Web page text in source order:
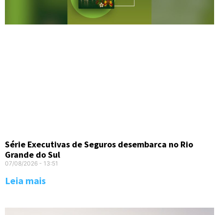
Série Executivas de Seguros desembarca no Rio
Grande do Sul
07/08/2026 13:51
Leia mais